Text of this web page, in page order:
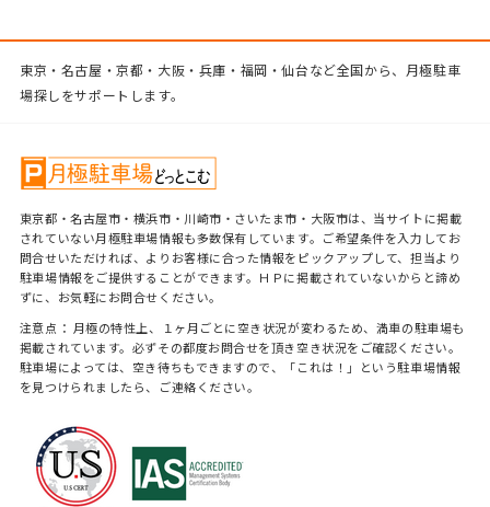
東京・名古屋・京都・大阪・兵庫・福岡・仙台など全国から、月極駐車
場探しをサポートします。
東京都・名古屋市・横浜市・川崎市・さいたま市・大阪市は、当サイトに掲載
されていない月極駐車場情報も多数保有しています。ご希望条件を入力してお
問合せいただければ、よりお客様に合った情報をピックアップして、担当より
駐車場情報をご提供することができます。ＨＰに掲載されていないからと諦め
ずに、お気軽にお問合せください。
注意点： 月極の特性上、１ヶ月ごとに空き状況が変わるため、満車の駐車場も
掲載されています。必ずその都度お問合せを頂き空き状況をご確認ください。
駐車場によっては、空き待ちもできますので、「これは！」という駐車場情報
を見つけられましたら、ご連絡ください。